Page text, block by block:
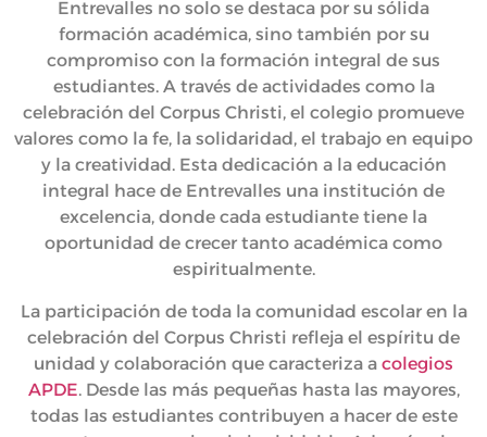
Entrevalles no solo se destaca por su sólida
formación académica, sino también por su
compromiso con la formación integral de sus
estudiantes. A través de actividades como la
celebración del Corpus Christi, el colegio promueve
valores como la fe, la solidaridad, el trabajo en equipo
y la creatividad. Esta dedicación a la educación
integral hace de Entrevalles una institución de
excelencia, donde cada estudiante tiene la
oportunidad de crecer tanto académica como
espiritualmente.
La participación de toda la comunidad escolar en la
celebración del Corpus Christi refleja el espíritu de
unidad y colaboración que caracteriza a colegios
APDE. Desde las más pequeñas hasta las mayores,
todas las estudiantes contribuyen a hacer de este